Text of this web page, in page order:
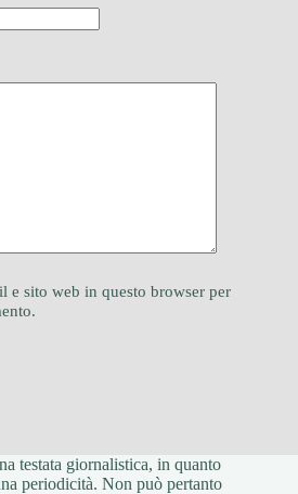
e sito web in questo browser per
testata giornalistica, in quanto
periodicità. Non può pertanto